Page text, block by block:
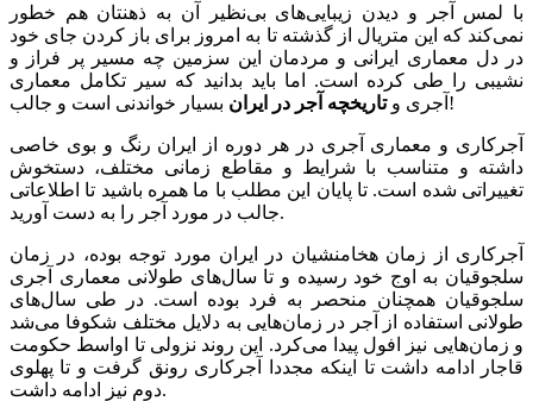
با لمس آجر و دیدن زیبایی‌های بی‌نظیر آن به ذهنتان هم خطور
نمی‌کند که این متریال از گذشته تا به امروز برای باز کردن جای خود
در دل معماری ایرانی و مردمان این سزمین چه مسیر پر فراز و
نشیبی را طی کرده است. اما باید بدانید که سیر تکامل معماری
آجری وتاریخچه آجر در ایران بسیار خواندنی است و جالب!
آجرکاری و معماری آجری در هر دوره از ایران رنگ و بوی خاصی
داشته و متناسب با شرایط و مقاطع زمانی مختلف، دستخوش
تغییراتی شده است. تا پایان این مطلب با ما همره باشید تا اطلاعاتی
جالب در مورد آجر را به دست آورید.
آجرکاری از زمان هخامنشیان در ایران مورد توجه بوده، در زمان
سلجوقیان به اوج خود رسیده و تا سال‌های طولانی معماری آجری
سلجوقیان همچنان منحصر به فرد بوده است. در طی سال‌های
طولانی استفاده از آجر در زمان‌هایی به دلایل مختلف شکوفا می‌شد
و زمان‌هایی نیز افول پیدا می‌کرد. این روند نزولی تا اواسط حکومت
قاجار ادامه داشت تا اینکه مجددا آجرکاری رونق گرفت و تا پهلوی
دوم نیز ادامه داشت.